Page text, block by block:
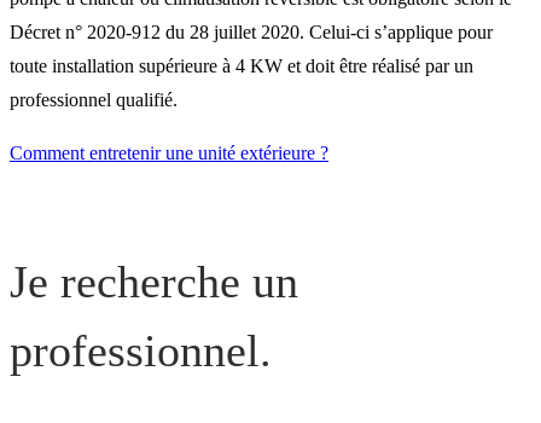
Décret n° 2020-912 du 28 juillet 2020. Celui-ci s’applique pour
toute installation supérieure à 4 KW et doit être réalisé par un
professionnel qualifié.
Comment entretenir une unité extérieure ?
Je recherche un
professionnel.